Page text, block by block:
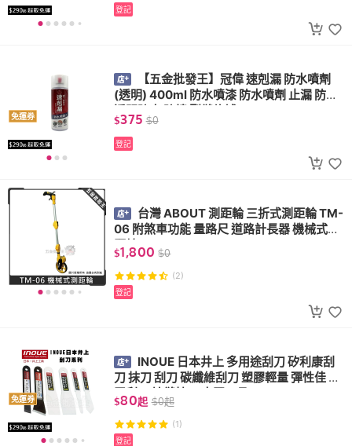
登記
免運券
【五金批發王】冠偉 速剋漏 防水噴劑
(透明) 400ml 防水噴漆 防水噴劑 止漏 防漏
透明防水 防鏽 裂縫修補
$375 $0
登記
台灣 ABOUT 測距輪 三折式測距輪 TM-
06 附煞車功能 量路尺 道路計長器 機械式測
距輪
$1,800 $0
(2)
登記
免運券
INOUE 日本井上 多用途刮刀 矽利康刮
刀 抹刀 刮刀 碳纖維刮刀 塑膠輕量 彈性佳 整
平刮刀 填縫抹刀 去膠工具
$80起 $0起
(1)
登記